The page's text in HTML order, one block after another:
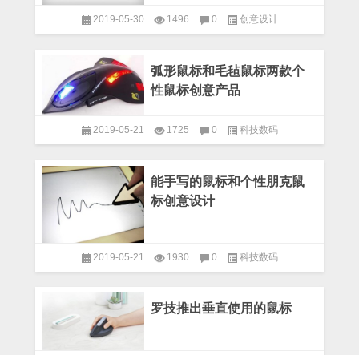
2019-05-30 1496 0 创意设计
弧形鼠标和毛毡鼠标两款个
性鼠标创意产品
2019-05-21 1725 0 科技数码
能手写的鼠标和个性朋克鼠
标创意设计
2019-05-21 1930 0 科技数码
罗技推出垂直使用的鼠标